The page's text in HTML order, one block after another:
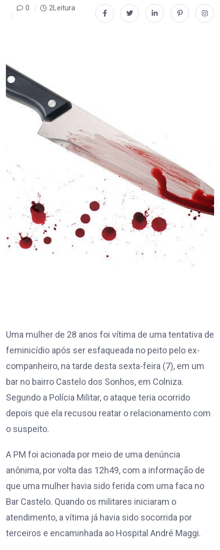
0 2Leitura
Uma mulher de 28 anos foi vítima de uma tentativa de
feminicídio após ser esfaqueada no peito pelo ex-
companheiro, na tarde desta sexta-feira (7), em um
bar no bairro Castelo dos Sonhos, em Colniza.
Segundo a Polícia Militar, o ataque teria ocorrido
depois que ela recusou reatar o relacionamento com
o suspeito.
A PM foi acionada por meio de uma denúncia
anônima, por volta das 12h49, com a informação de
que uma mulher havia sido ferida com uma faca no
Bar Castelo. Quando os militares iniciaram o
atendimento, a vítima já havia sido socorrida por
terceiros e encaminhada ao Hospital André Maggi.